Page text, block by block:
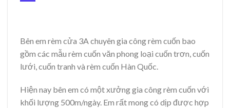
Bên em rèm cửa 3A chuyên gia công rèm cuốn bao
gồm các mẫu rèm cuốn văn phong loại cuốn trơn, cuốn
lưới, cuốn tranh và rèm cuốn Hàn Quốc.
Hiện nay bên em có một xưởng gia công rèm cuốn với
khối lượng 500m/ngày. Em rất mong có dịp được hợp